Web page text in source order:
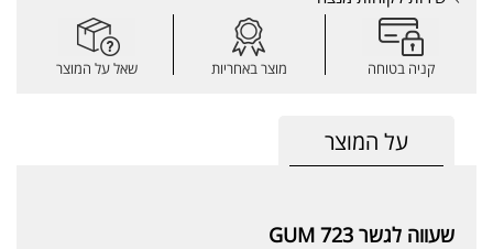
קניה בטוחה מוצר באחריות שאל על המוצר
על המוצר
שעווה לגשר GUM 723